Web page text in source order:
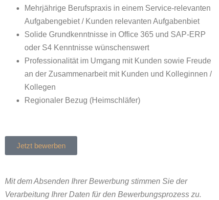
Mehrjährige Berufspraxis in einem Service-relevanten
Aufgabengebiet / Kunden relevanten Aufgabenbiet
Solide Grundkenntnisse in Office 365 und SAP-ERP
oder S4 Kenntnisse wünschenswert
Professionalität im Umgang mit Kunden sowie Freude
an der Zusammenarbeit mit Kunden und Kolleginnen /
Kollegen
Regionaler Bezug (Heimschläfer)
Jetzt bewerben
Mit dem Absenden Ihrer Bewerbung stimmen Sie der
Verarbeitung Ihrer Daten für den Bewerbungsprozess zu.